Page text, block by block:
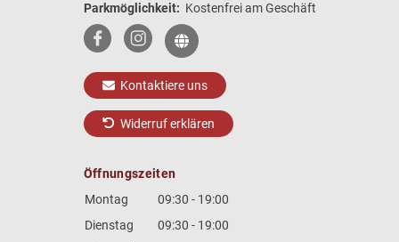
Parkmöglichkeit: Kostenfrei am Geschäft
Kontaktiere uns
Widerruf erklären
Öffnungszeiten
Montag
09:30 - 19:00
Dienstag
09:30 - 19:00